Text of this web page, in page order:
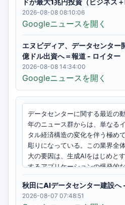
ドが最大1兆円投資（ビジネス
2026-08-08 08:10:06
Googleニュースを開く
エヌビディア、データセンタ
億ドル出資へ＝報道 - ロイター
2026-08-08 14:34:00
Googleニュースを開く
秋田にAIデータセンター建設へ
2026-08-07 07:48:51